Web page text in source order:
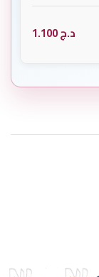
د.ج